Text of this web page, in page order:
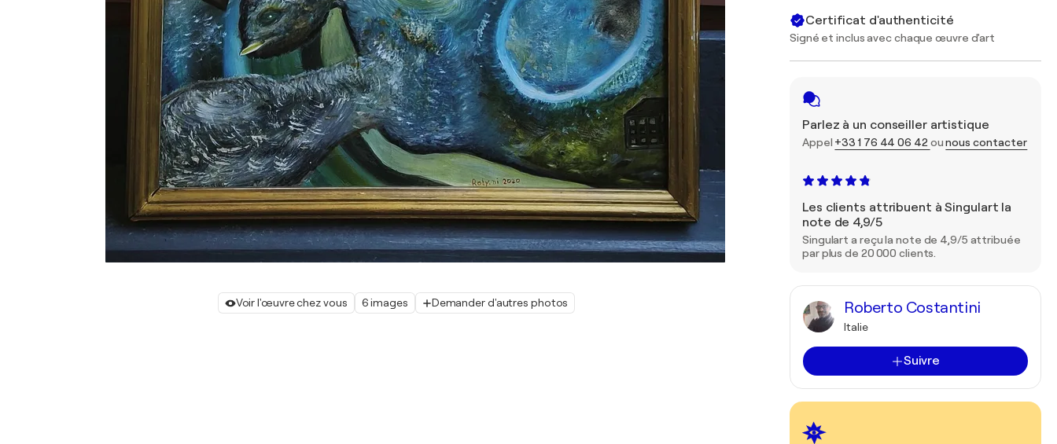
Voir l'œuvre chez vous 6 images Demander d'autres photos
Certificat d'authenticité
Signé et inclus avec chaque œuvre d'art
Parlez à un conseiller artistique
Appel +33 1 76 44 06 42 ounous contacter
Les clients attribuent à Singulart la
note de 4,9/5
Singulart a reçu la note de 4,9/5 attribuée
par plus de 20 000 clients.
Roberto Costantini
Italie
Suivre